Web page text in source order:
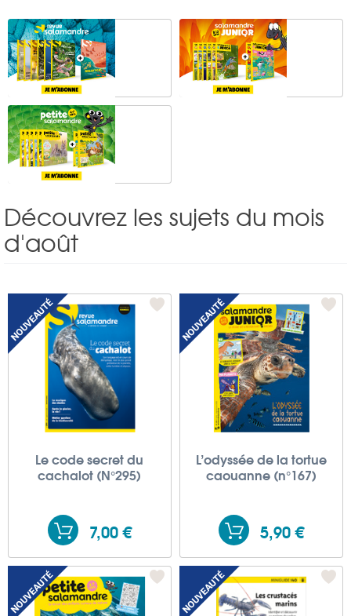
Découvrez les sujets du mois
d'août
Le code secret du
cachalot (N°295)
7,00 €
L’odyssée de la tortue
caouanne (n°167)
5,90 €